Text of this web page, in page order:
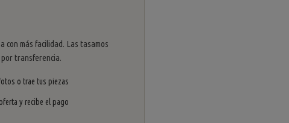
con más facilidad. Las tasamos
transferencia.
o trae tus piezas
y recibe el pago